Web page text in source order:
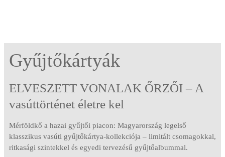
Gyűjtőkártyák
ELVESZETT VONALAK ŐRZŐI – A
vasúttörténet életre kel
Mérföldkő a hazai gyűjtői piacon: Magyarország legelső
klasszikus vasúti gyűjtőkártya-kollekciója – limitált csomagokkal,
ritkasági szintekkel és egyedi tervezésű gyűjtőalbummal.